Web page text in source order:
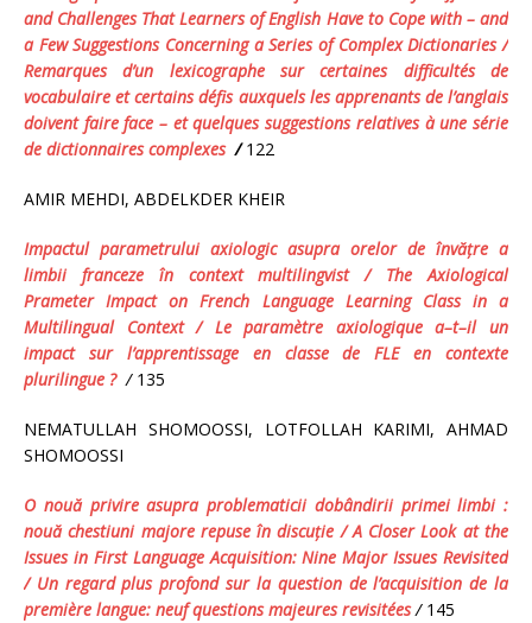
and Challenges That Learners of English Have to Cope with – and
a Few Suggestions Concerning a Series of Complex Dictionaries/
Remarques d’un lexicographe sur certaines difficultés de
vocabulaire et certains défis auxquels les apprenants de l’anglais
doivent faire face – et quelques suggestions relatives à une série
de dictionnaires complexes /122
AMIR MEHDI, ABDELKDER KHEIR
Impactul parametrului axiologic asupra orelor de învăţre a
limbii
franceze în context multilingvist/ The Axiological
Prameter Impact on French Language Learning Class in a
Multilingual Context / Le paramètre axiologique a–t–il un
impact
sur l’apprentissage en classe de FLE en
contexte
plurilingue ? /135
NEMATULLAH SHOMOOSSI, LOTFOLLAH KARIMI, AHMAD
SHOMOOSSI
O nouă privire asupra problematicii dobândirii primei limbi :
nouăchestiuni majore repuseîn discuţie / A Closer Look at the
Issues in First Language Acquisition: Nine Major Issues Revisited
/ Un regard plus profond sur la question de l’acquisition de la
première langue: neuf questions majeures revisitées/ 145